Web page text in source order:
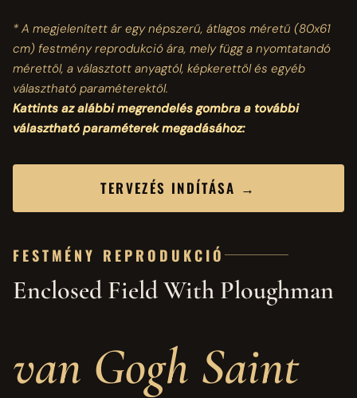
* A megjelenített ár egy népszerű, átlagos méretű (80x61
cm)festmény reprodukció ára, mely függ a nyomtatandó
mérettől, a választott anyagtól, képkerettől és egyéb
választható paraméterektől.
Kattints az alábbi megrendelés gombra a további
választható paraméterek megadásához:
TERVEZÉS INDÍTÁSA →
FESTMÉNY REPRODUKCIÓ
Enclosed Field With Ploughman
van Gogh Saint